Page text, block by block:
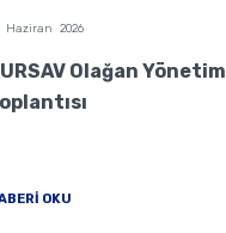
Haziran 2026
Olağan
OKU